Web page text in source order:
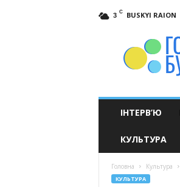
3 C BUSKYI RAION
ІНТЕРВ’Ю
КУЛЬТУРА
Головна Культура
КУЛЬТУРА